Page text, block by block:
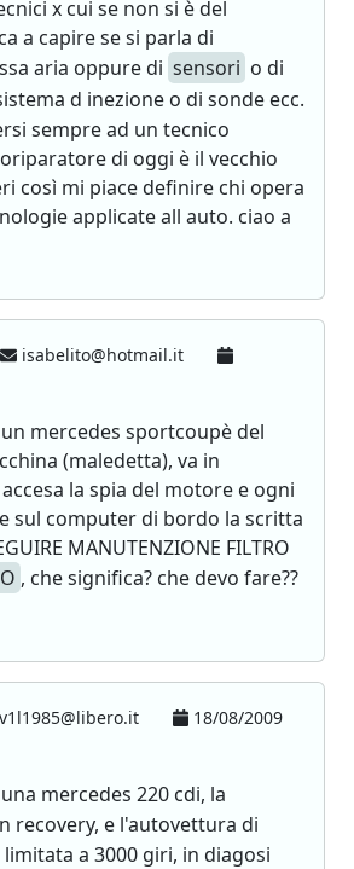
x cui se non si è del
a capire se si parla di
aria oppure di sensori o di
d inezione o di sonde ecc.
sempre ad un tecnico
di oggi è il vecchio
così mi piace definire chi opera
applicate all auto. ciao a
isabelito@hotmail.it
mercedes sportcoupè del
(maledetta), va in
la spia del motore e ogni
sul computer di bordo la scritta
MANUTENZIONE FILTRO
, che significa? che devo fare??
18/08/2009
mercedes 220 cdi, la
recovery, e l'autovettura di
a 3000 giri, in diagosi